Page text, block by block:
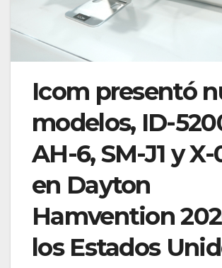
Icom presentó
modelos, ID-
AH-6, SM-J1 y X-
en Dayton
Hamvention
los Estados